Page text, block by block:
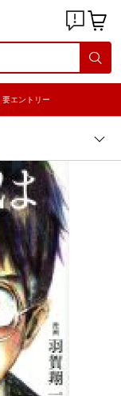
要エントリー